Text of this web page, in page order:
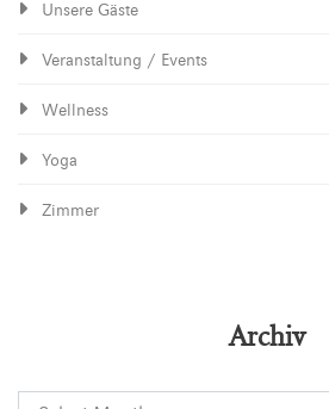
Unsere Gäste
Veranstaltung / Events
Wellness
Yoga
Zimmer
Archiv